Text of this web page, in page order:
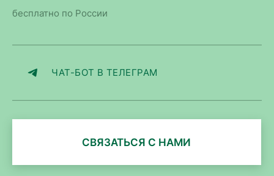
бесплатно по России
ЧАТ-БОТ В ТЕЛЕГРАМ
СВЯЗАТЬСЯ С НАМИ